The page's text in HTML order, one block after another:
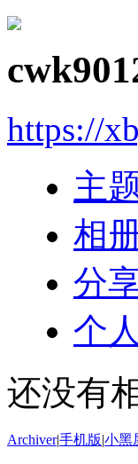
https://
主
相
分
个
还没有
Archiver|手机版|小黑